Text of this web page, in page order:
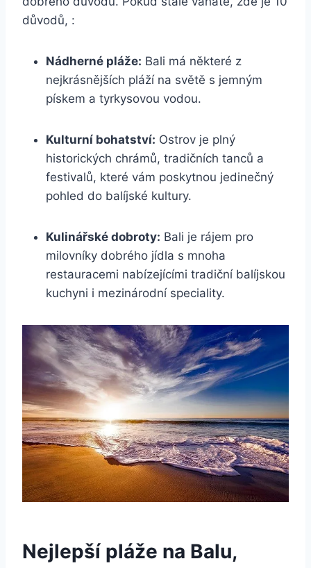
důvodů, :
Nádherné pláže: Bali má některé z
nejkrásnějších pláží na světě s jemným
pískem a tyrkysovou vodou.
Kulturní bohatství: Ostrov je plný
historických chrámů, tradičních tanců a
festivalů, které vám poskytnou jedinečný
pohled do balíjské kultury.
Kulinářské dobroty: Bali je rájem pro
milovníky dobrého jídla s mnoha
restauracemi nabízejícími tradiční balíjskou
kuchyni i mezinárodní speciality.
Nejlepší pláže na Balu,